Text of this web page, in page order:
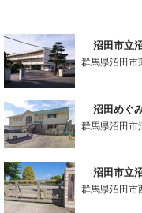
沼田市立
群馬県沼田市
-
沼田めぐ
群馬県沼田市
-
沼田市立
群馬県沼田市
-